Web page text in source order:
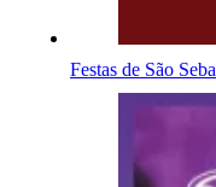
Festas de São